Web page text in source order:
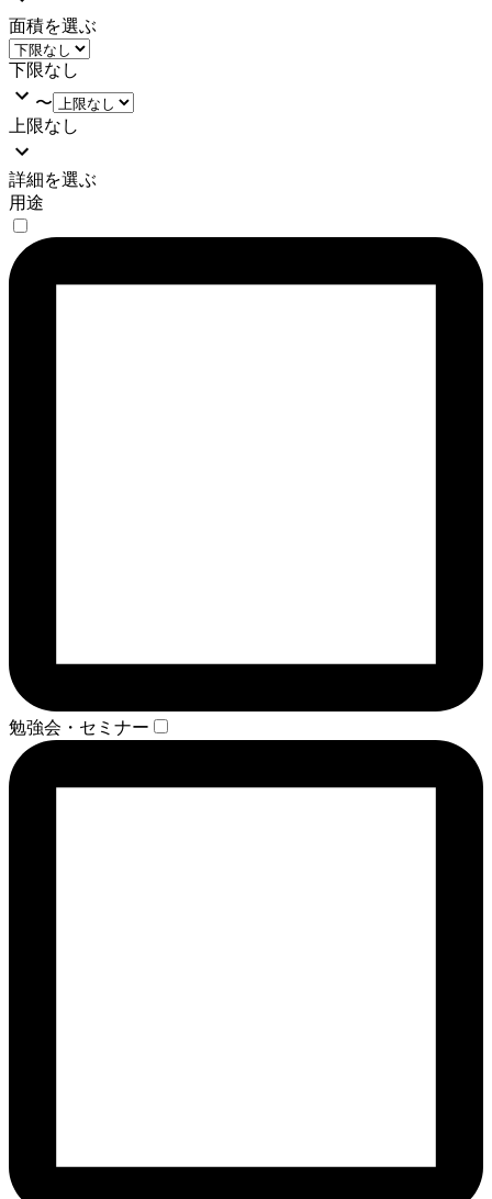
面積を選ぶ
下限なし
〜
上限なし
詳細を選ぶ
用途
勉強会・セミナー